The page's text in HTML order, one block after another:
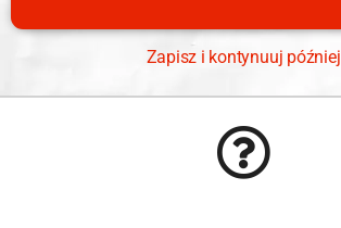
Zapisz i kontynuuj później